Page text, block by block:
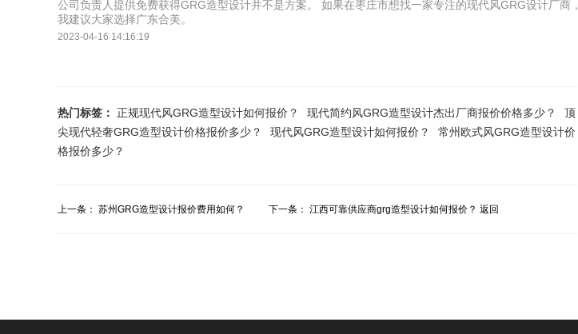
公司负责人提供免费获得GRG造型设计并不是方案。 如果在枣庄市想找一家专注的现代风GRG设计厂商，
我建议大家选择广东合美。
2023-04-16 14:16:19
热门标签： 正规现代风GRG造型设计如何报价？ 现代简约风GRG造型设计杰出厂商报价价格多少？
顶
尖现代轻奢GRG造型设计价格报价多少？
现代风GRG造型设计如何报价？
常州欧式风GRG造型设计价
格报价多少？
上一条： 苏州GRG造型设计报价费用如何？ 下一条： 江西可靠供应商grg造型设计如何报价？ 返回